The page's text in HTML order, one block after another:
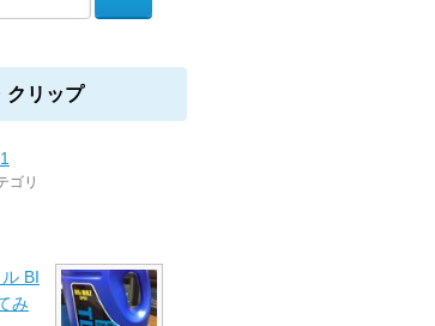
クリップ
ゴリ
BI
み